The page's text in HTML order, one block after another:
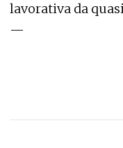
lavorativa da
—